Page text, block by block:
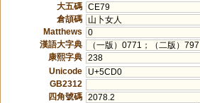
大五碼 CE79
倉頡碼
山卜女人
Matthews
0
漢語大字典
（一版）0771；（二版）797
康熙字典 238
Unicode
U+5CD0
GB2312
四角號碼 2078.2